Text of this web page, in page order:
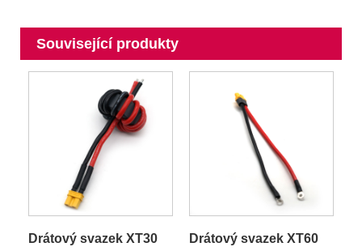
Související produkty
Drátový svazek XT30 Drátový svazek XT60